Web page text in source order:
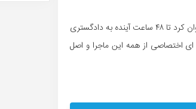
پدر این بازیکن طی تماس با خبرنگار ما فیش واریزی به حساب فرد مورد نظر را نشان داد و عنوان کرد تا ۴۸ ساعت آینده به دادگستری
اختصاصی از همه این ماجرا و اصل